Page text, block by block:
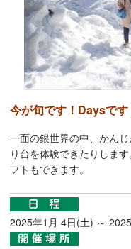
今が旬です！Days
一面の銀世界の中、かん
り台を体験できたりしま
フトもできます。
2025年1月 4日(土) ～